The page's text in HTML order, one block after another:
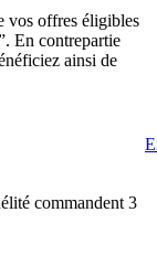
vos offres éligibles
En contrepartie
ainsi de
commandent 3